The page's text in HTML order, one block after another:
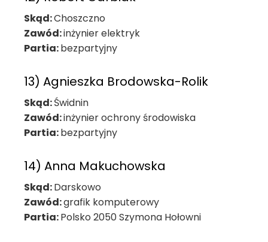
Skąd:Choszczno
Zawód:inżynier elektryk
Partia:bezpartyjny
13) Agnieszka Brodowska-Rolik
Skąd:Świdnin
Zawód:inżynier ochrony środowiska
Partia:bezpartyjny
14) Anna Makuchowska
Skąd:Darskowo
Zawód:grafik komputerowy
Partia:Polsko 2050 Szymona Hołowni